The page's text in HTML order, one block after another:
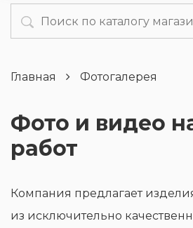
Главная Фотогалерея
Фото и видео
работ
Компания предлагает
из исключительно